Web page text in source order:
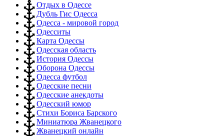
Отдых в Одессе
Дубль Гис Одесса
Одесса - мировой город
Одесситы
Карта Одессы
Одесская область
История Одессы
Оборона Одессы
Одесса футбол
Одесские песни
Одесские анекдоты
Одесский юмор
Стихи Бориса Барского
Миниатюра Жванецкого
Жванецкий онлайн